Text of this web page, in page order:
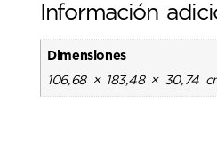
Información
Dimensiones
106,68 × 183,48 × 30,74